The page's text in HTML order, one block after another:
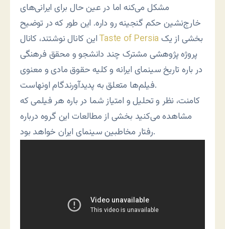
مشکل می‌کنه اما در عین حال برای ایرانی‌های
خارج‌نشین حکم گنجینه رو داره. این طور که در توضیح
این کانال نوشتند، کانالTaste of Persiaبخشی از یک
پروژه پژوهشی مشترک چند دانشجو و محقق فرهنگی
در باره تاریخ سینمای ایرانه و کلیه حقوق مادی و معنوی
فیلم‌ها متعلق به پدیدآورندگام اونهاست.
کامنت، نظر و تحلیل و امتیاز شما در باره هر فیلمی که
مشاهده می‌کنید بخشی از مطالعات این گروه درباره
رفتار مخاطبین سینمای ایران خواهد بود.